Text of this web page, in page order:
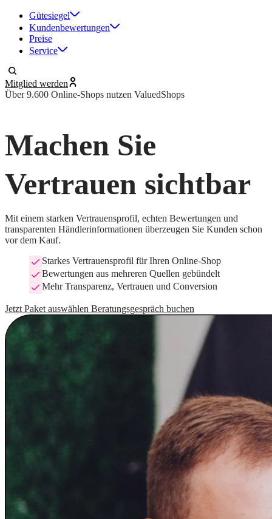
Gütesiegel
Kundenbewertungen
Preise
Service
Mitglied werden
Über 9.600 Online-Shops nutzen ValuedShops
Machen Sie
Vertrauen sichtbar
Mit einem starken Vertrauensprofil, echten Bewertungen und
transparenten Händlerinformationen überzeugen Sie Kunden schon
vor dem Kauf.
Starkes Vertrauensprofil für Ihren Online-Shop
Bewertungen aus mehreren Quellen gebündelt
Mehr Transparenz, Vertrauen und Conversion
Jetzt Paket auswählen Beratungsgespräch buchen